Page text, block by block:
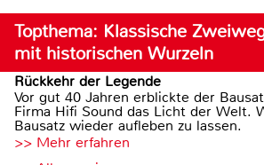
Topthema: Klassische
mit historischen Wurzeln
Rückkehr der Legende
Vor gut 40 Jahren erblickte der
Firma Hifi Sound das Licht der Welt.
Bausatz wieder aufleben zu lassen.
>> Mehr erfahren